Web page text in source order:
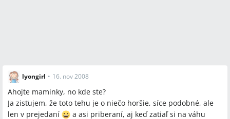
lyongirl • 16. nov 2008
Ahojte maminky, no kde ste?
Ja zisťujem, že toto tehu je o niečo horšie, síce podobné, ale
len v prejedaní
a asi priberaní, aj keď zatiaľ si na váhu